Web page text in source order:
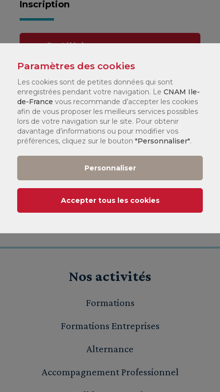
Inscription
Par téléphone :
Dans l'un de nos
centres
CNAM
Mode d'emploi
Foire aux questions
Nos activités
Formations
Formations Entreprises
Alternance
Accompagnement Professionnel
Paramètres des cookies
Les cookies sont de petites données qui sont
enregistrées pendant votre navigation. Le CNAM Ile-
de-France vous recommande d’accepter les cookies
afin de vous proposer les meilleurs services possibles
lors de votre navigation sur le site. Pour obtenir
davantage d’informations ou pour modifier vos
préférences, cliquez sur le bouton "Personnaliser".
Personnaliser
Accepter tous les cookies